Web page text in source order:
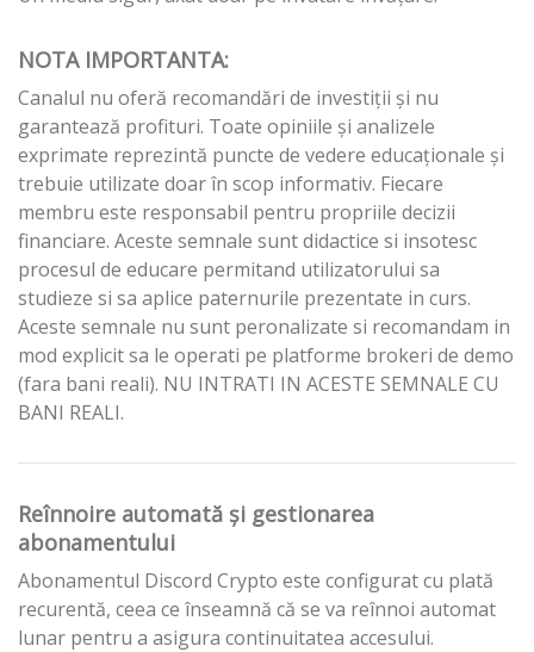
NOTA IMPORTANTA:
Canalul nu oferă recomandări de investiții și nu
garantează profituri. Toate opiniile și analizele
exprimate reprezintă puncte de vedere educaționale și
trebuie utilizate doar în scop informativ. Fiecare
membru este responsabil pentru propriile decizii
financiare. Aceste semnale sunt didactice si insotesc
procesul de educare permitand utilizatorului sa
studieze si sa aplice paternurile prezentate in curs.
Aceste semnale nu sunt peronalizate si recomandam in
mod explicit sa le operati pe platforme brokeri de demo
(fara bani reali). NU INTRATI IN ACESTE SEMNALE CU
BANI REALI.
Reînnoire automată și gestionarea
abonamentului
Abonamentul Discord Crypto este configurat cu plată
recurentă, ceea ce înseamnă că se va reînnoi automat
lunar pentru a asigura continuitatea accesului.